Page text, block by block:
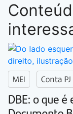
MEI Conta PJ
DBE: o que